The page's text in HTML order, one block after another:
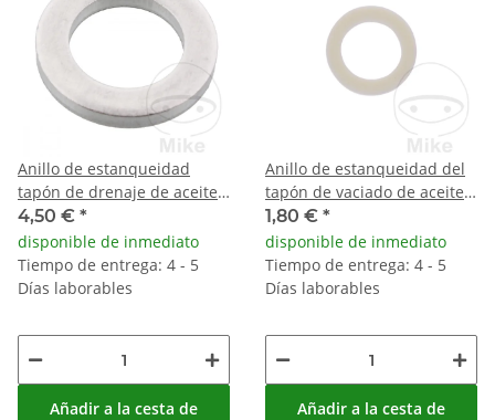
Anillo de estanqueidad
tapón de drenaje de aceite
de aluminio 14x23x3 mm
4,50 € *
disponible de inmediato
Tiempo de entrega: 4 - 5
Días laborables
Añadir a la cesta de
Anillo de estanqueidad del
tapón de vaciado de aceite
14,5x22x2mm
1,80 € *
disponible de inmediato
Tiempo de entrega: 4 - 5
Días laborables
Añadir a la cesta de